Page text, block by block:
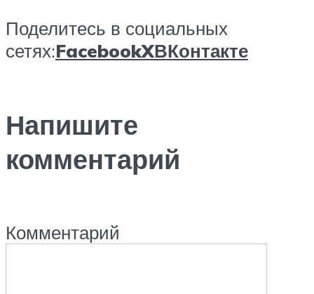
Поделитесь в социальных
сетях:FacebookXВКонтакте
Напишите
комментарий
Комментарий